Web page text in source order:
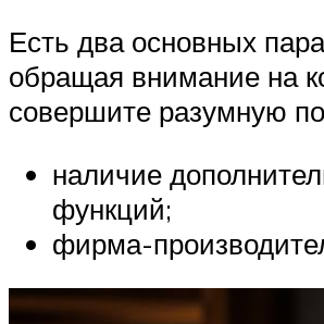
Есть два основных
обращая внимание на
совершите разумную
наличие
функций;
фирма-